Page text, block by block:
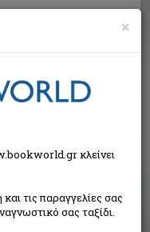
(8 βιβλία)
×
κλείνει
τις παραγγελίες σας
σας ταξίδι.